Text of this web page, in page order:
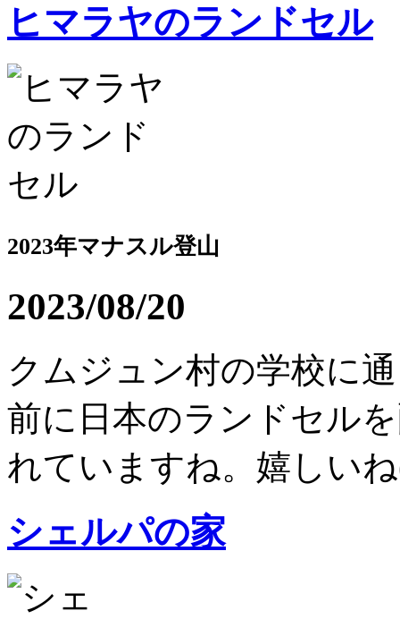
ヒマラヤのランドセル
2023年マナスル登山
2023/08/20
クムジュン村の学校に
前に日本のランドセル
れていますね。嬉しい
シェルパの家